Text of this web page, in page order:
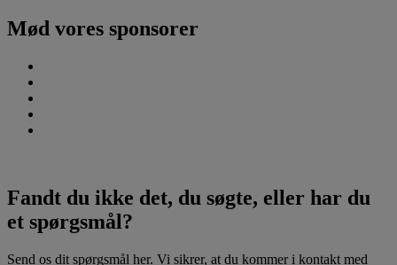
Mød vores sponsorer
Fandt du ikke det, du søgte, eller har du
et spørgsmål?
Send os dit spørgsmål her. Vi sikrer, at du kommer i kontakt med